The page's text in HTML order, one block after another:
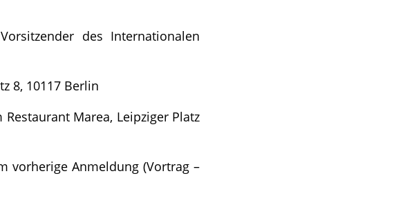
des Internationalen
8, 10117 Berlin
Marea, Leipziger Platz
vorherige Anmeldung (Vortrag –